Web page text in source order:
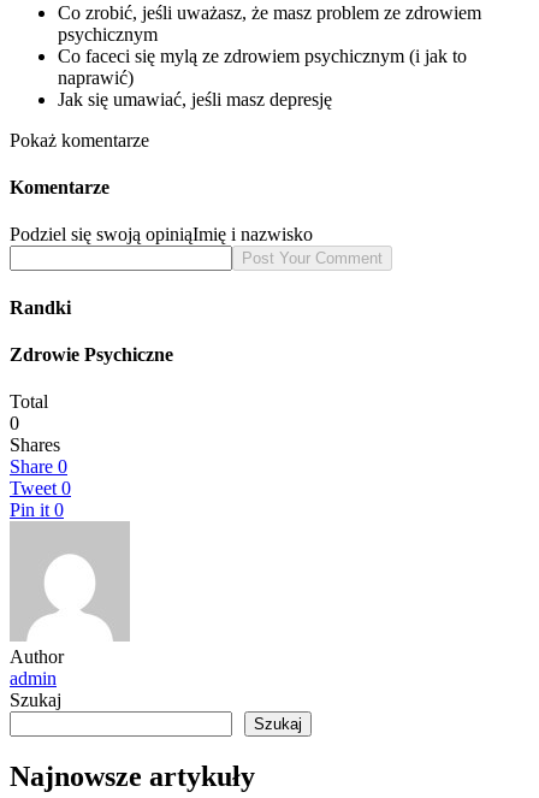
Co zrobić, jeśli uważasz, że masz problem ze zdrowiem
psychicznym
Co faceci się mylą ze zdrowiem psychicznym (i jak to
naprawić)
Jak się umawiać, jeśli masz depresję
Pokaż komentarze
Komentarze
Podziel się swoją opiniąImię i nazwisko
Randki
Zdrowie Psychiczne
Total
0
Shares
Share 0
Tweet 0
Pin it 0
Author
admin
Szukaj
Szukaj
Najnowsze artykuły